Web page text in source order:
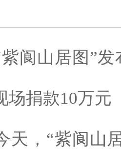
阆山居图”
场捐款10万元
天，“紫阆山